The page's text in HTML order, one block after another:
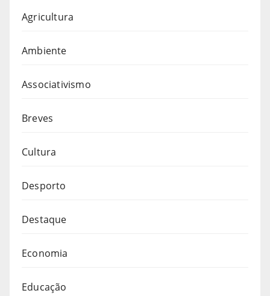
Agricultura
Ambiente
Associativismo
Breves
Cultura
Desporto
Destaque
Economia
Educação